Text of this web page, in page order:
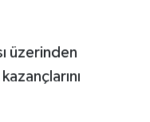
üzerinden